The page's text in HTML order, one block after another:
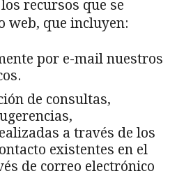
recursos que se
web, que incluyen:
por e-mail nuestros
de consultas,
a través de los
existentes en el
de correo electrónico